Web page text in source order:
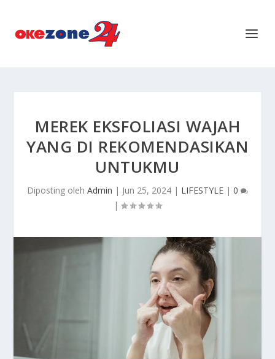
MEREK EKSFOLIASI WAJAH
YANG DI REKOMENDASIKAN
UNTUKMU
Diposting oleh Admin | Jun 25, 2024 | LIFESTYLE | 0
|